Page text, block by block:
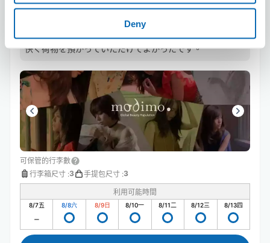
Deny
本日營業時間: 10:00〜21:00
快く荷物を預かっていただけてよかったです。
可保管的行李數
行李箱尺寸 :3 手提包尺寸 :3
利用可能時間
8/7五 8/8六 8/9日 8/10一 8/11二 8/12三 8/13四